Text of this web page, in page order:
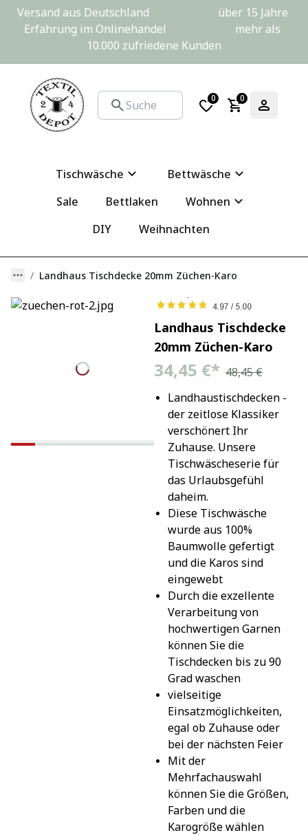
Versand aus Deutschland                         über 15 Jahre
Erfahrung im Onlinehandel                         mehr als
10.000 zufriedene Kunden
0 0
Tischwäsche
Bettwäsche
Sale
Bettlaken
Wohnen
DIY
Weihnachten
Landhaus Tischdecke 20mm Züchen-Karo
Landhaus Tischdecke
20mm Züchen-Karo
34,45 €* 48,45 €
Landhaustischdecken -
der zeitlose Klassiker
verschönert Ihr
Zuhause. Unsere
Tischwäscheserie für
das Urlaubsgefühl
daheim.
Diese Tischwäsche
wurde aus 100%
Baumwolle gefertigt
und die Karos sind
eingewebt
Durch die exzellente
Verarbeitung von
hochwertigen Garnen
können Sie die
Tischdecken bis zu 90
Grad waschen
vielseitige
Einsatzmöglichkeiten,
egal ob Zuhause oder
bei der nächsten Feier
Mit der
Mehrfachauswahl
können Sie die Größen,
Farben und die
Karogröße wählen